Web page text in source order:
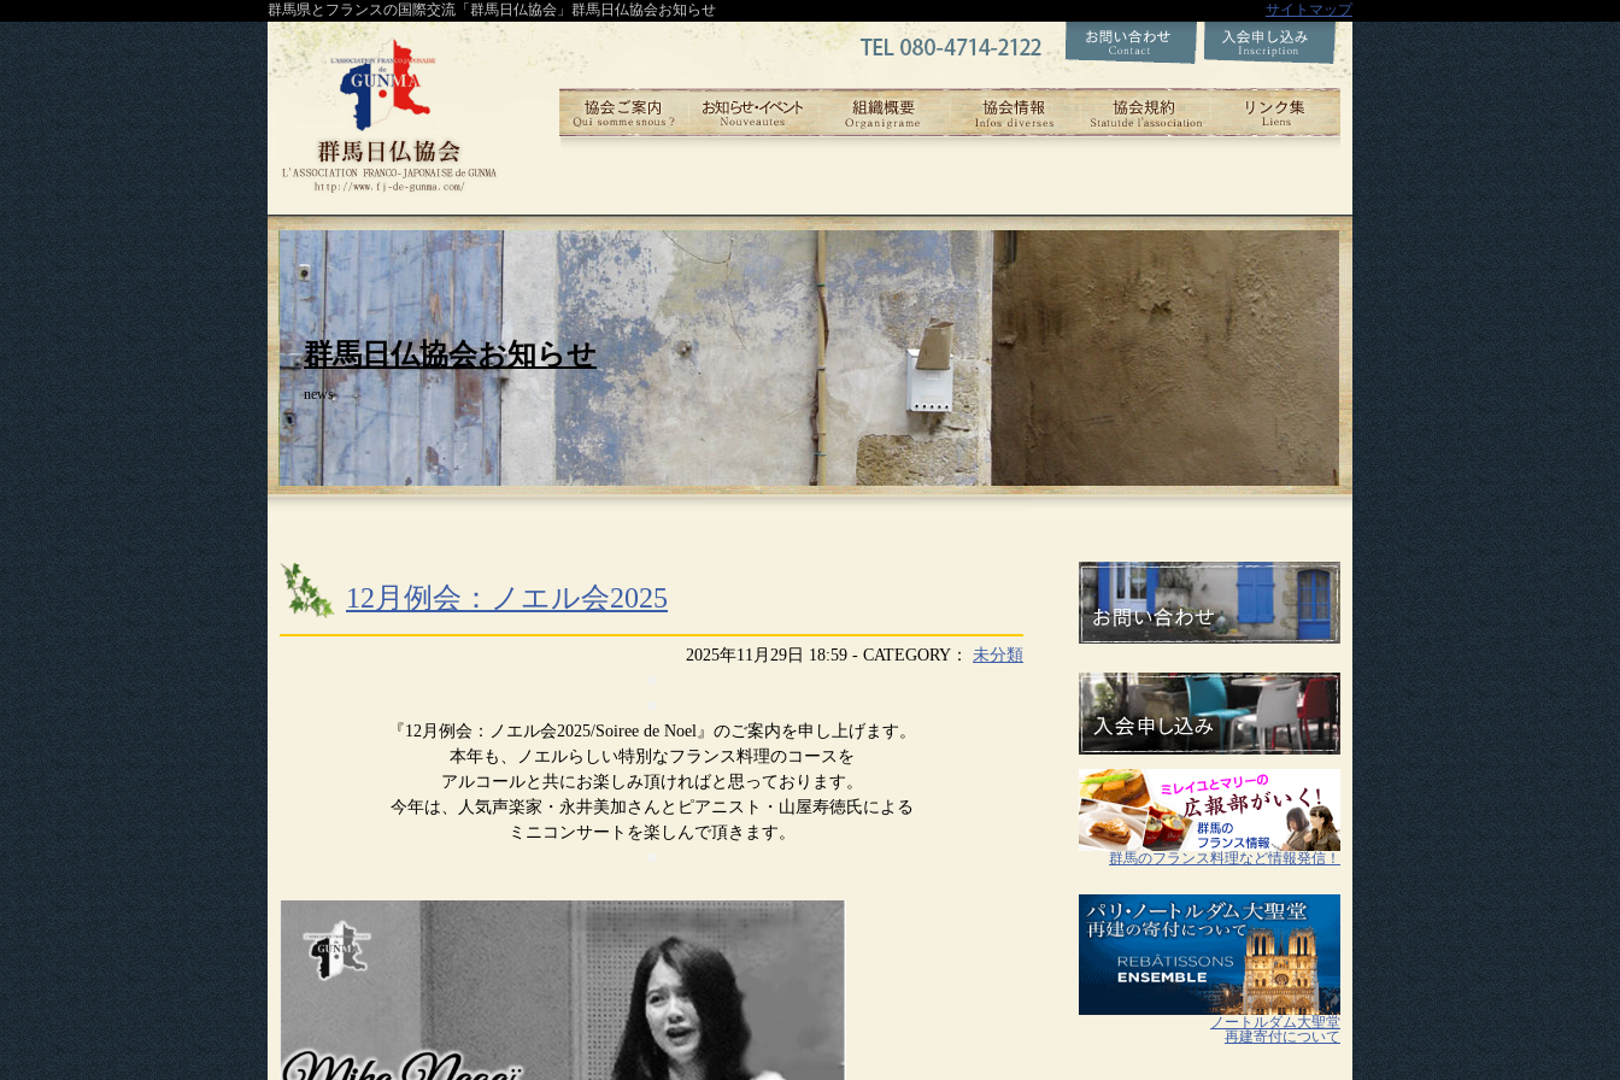
群馬県とフランスの国際交流「群馬日仏協会」群馬日仏協会お知らせ サイトマップ
群馬日仏協会お知らせ
news
12月例会：ノエル会2025
2025年11月29日 18:59 - CATEGORY： 未分類
『12月例会：ノエル会2025/Soiree de Noel』のご案内を申し上げます。
本年も、ノエルらしい特別なフランス料理のコースを
アルコールと共にお楽しみ頂ければと思っております。
今年は、人気声楽家・永井美加さんとピアニスト・山屋寿徳氏による
ミニコンサートを楽しんで頂きます。
群馬のフランス料理など情報発信！
ノートルダム大聖堂
再建寄付について